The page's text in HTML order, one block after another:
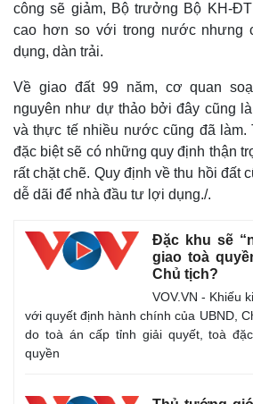
Pháp luật Quân
công sẽ giảm, Bộ trưởng Bộ KH-
cao hơn so với trong nước nhưng
dụng, dàn trải.
Về giao đất 99 năm, cơ quan
nguyên như dự thảo bởi đây cũng
và thực tế nhiều nước cũng đã làm.
đặc biệt sẽ có những quy định thận
rất chặt chẽ. Quy định về thu hồi đất
dễ dãi để nhà đầu tư lợi dụng./.
Đặc khu sẽ
giao toà
Chủ tịch?
VOV.VN - Khiếu
với quyết định hành chính của UBND,
do toà án cấp tỉnh giải quyết, toà
quyền